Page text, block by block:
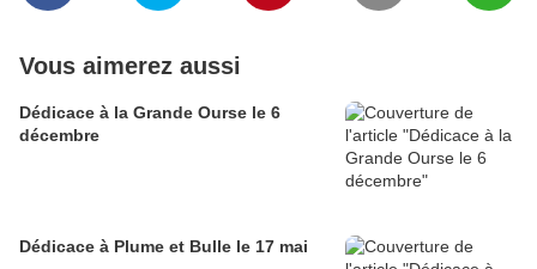
Vous aimerez aussi
Dédicace à la Grande Ourse le 6
décembre
Dédicace à Plume et Bulle le 17 mai